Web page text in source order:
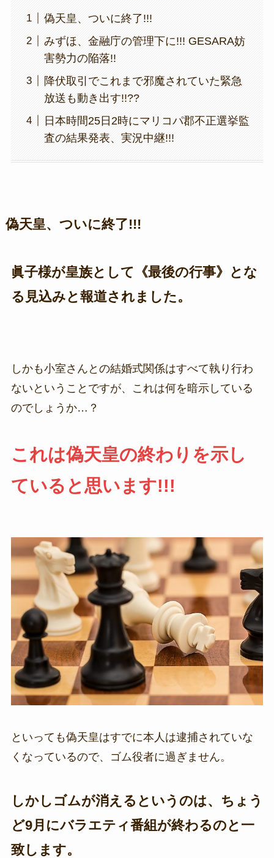
偽天皇、ついに終了!!!
みずほ、金融庁の管理下に!!! GESARA妨
害勢力の陥落!!
降伏取引でこれまで邪魔されていた緊急
放送も動き出す!!??
日本時間25日2時にマリコパ郡不正選挙監
査の結果発表、実況中継!!!
偽天皇、ついに終了!!!
眞子様が皇族として《最後の行事》とな
る見込みと報道されました。
しかも小室さんとの結婚式関係はすべて執り行わ
ないということですが、これは何を暗示している
のでしょうか…？
これは偽天皇の終わりを示し
ていると思います!!!
といっても偽天皇はすでに本人は逮捕されていな
くなっているので、ゴム役者に過ぎません。
しかしゴムが消えるというのは、ちょう
ど9月にバラエティ番組が終わるのと一
致します。